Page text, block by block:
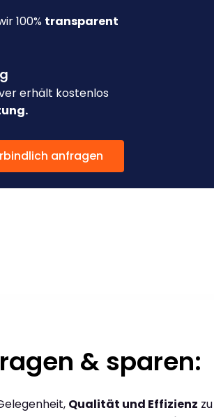
100% transparent
erhält kostenlos
anfragen
& sparen:
Qualität und Effizienz